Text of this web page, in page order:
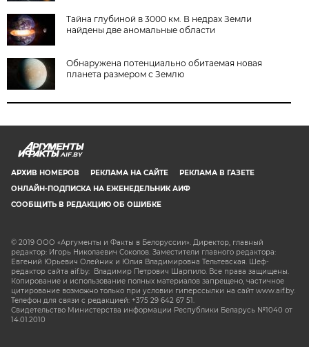
Тайна глубиной в 3000 км. В недрах Земли
найдены две аномальные области
Обнаружена потенциально обитаемая новая
планета размером с Землю
AIF.BY
АРХИВ НОМЕРОВ РЕКЛАМА НА САЙТЕ
РЕКЛАМА В ГАЗЕТЕ
ОНЛАЙН-ПОДПИСКА НА ЕЖЕНЕДЕЛЬНИК АИФ
СООБЩИТЬ В РЕДАКЦИЮ ОБ ОШИБКЕ
© 2019 ООО «Аргументы и Факты в Белоруссии». Директор, главный
редактор: Игорь Николаевич Соколов. Заместители главного редактора:
Евгений Юрьевич Олейник и Юлия Владимировна Тельтевская. Шеф-
редактор сайта aif.by: Владимир Петрович Шарпило. Все права защищены.
Копирование и использование полных материалов запрещено, частичное
цитирование возможно только при условии гиперссылки на сайт www.aif.by.
Телефон для связи с редакцией: +375 29 642 67 51.
Свидетельство Министерства информации Республики Беларусь №1040 от
14.01.2010